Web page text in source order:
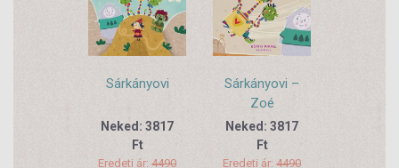
Sárkányovi
Neked: 3817
Ft
Eredeti ár: 4490
Sárkányovi –
Zoé
középsős
lesz
Neked: 3817
Ft
Eredeti ár: 4490